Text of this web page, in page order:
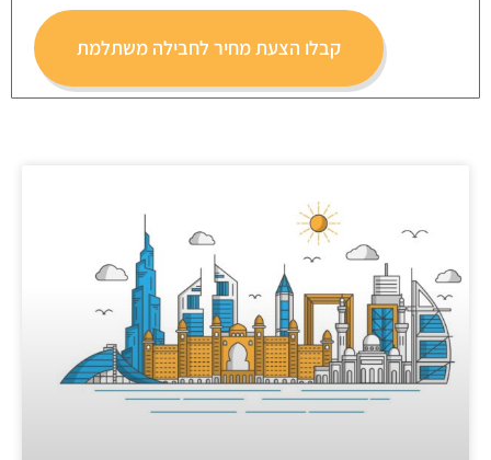
קבלו הצעת מחיר לחבילה משתלמת